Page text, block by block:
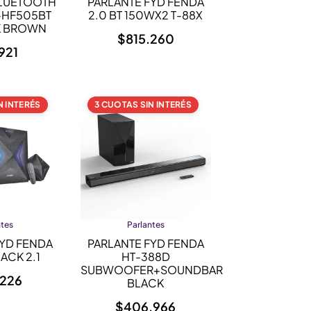
2.0 BT 150WX2 T-88X
$815.260
INTERÉS
FENDA
2.1
3 CUOTAS SIN INTERÉS
Parlantes
PARLANTE FYD FENDA
HT-388D
SUBWOOFER+SOUNDBAR
BLACK
$406.966